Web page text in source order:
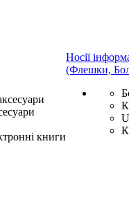
книги
Носії
(Флешки,